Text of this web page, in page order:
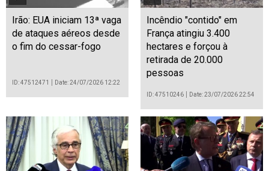
Irão: EUA iniciam 13ª vaga
de ataques aéreos desde
o fim do cessar-fogo
ID: 47512471 Date: 24/07/2026 12:22
Incêndio "contido" em
França atingiu 3.400
hectares e forçou à
retirada de 20.000
pessoas
ID: 47510246 Date: 23/07/2026 22:54